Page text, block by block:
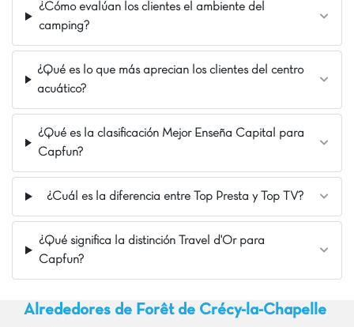
¿Cómo evalúan los clientes el ambiente del
camping?
¿Qué es lo que más aprecian los clientes del centro
acuático?
¿Qué es la clasificación Mejor Enseña Capital para
Capfun?
¿Cuál es la diferencia entre Top Presta y Top TV?
¿Qué significa la distinción Travel d'Or para
Capfun?
Alrededores de Forêt de Crécy-la-Chapelle